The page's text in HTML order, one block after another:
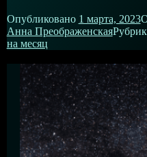
Опубликовано 1 марта, 2023
Анна Преображенская
на месяц